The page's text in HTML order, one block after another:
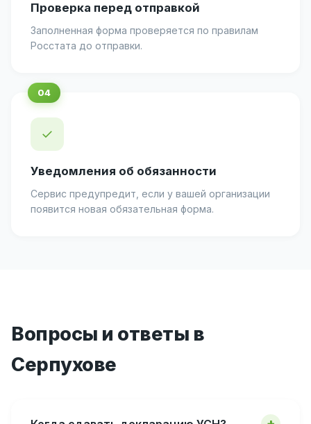
Проверка перед отправкой
Заполненная форма проверяется по правилам
Росстата до отправки.
✓
Уведомления об обязанности
Сервис предупредит, если у вашей организации
появится новая обязательная форма.
Вопросы и ответы в
Серпухове